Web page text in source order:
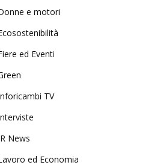
e motori
ed Eventi
TV
News
ed Economia